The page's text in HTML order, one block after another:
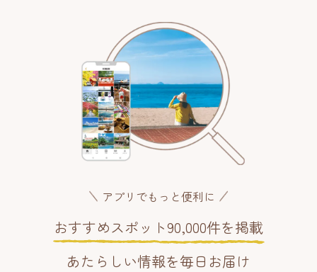
アプリでもっと便利に
おすすめスポット90,000件を掲載
あたらしい情報を毎日お届け